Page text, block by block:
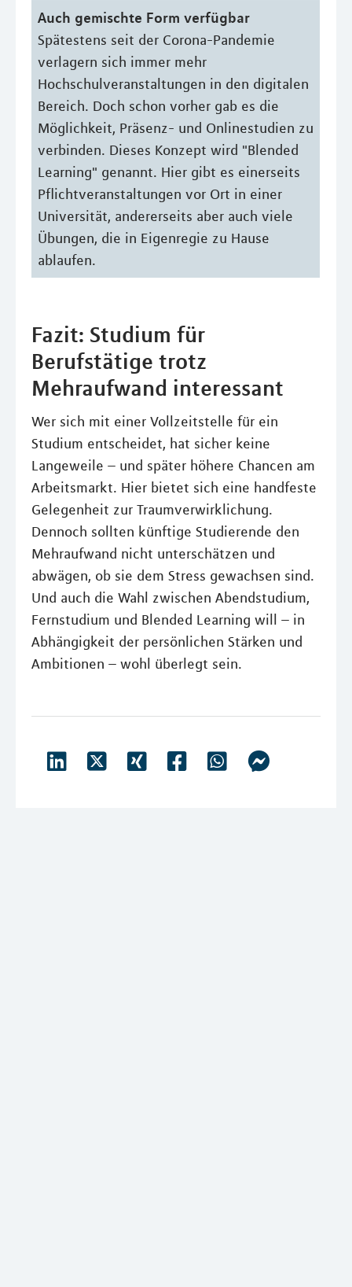
Auch gemischte Form verfügbar
Spätestens seit der Corona-Pandemie
verlagern sich immer mehr
Hochschulveranstaltungen in den digitalen
Bereich. Doch schon vorher gab es die
Möglichkeit, Präsenz- und Onlinestudien zu
verbinden. Dieses Konzept wird "Blended
Learning" genannt. Hier gibt es einerseits
Pflichtveranstaltungen vor Ort in einer
Universität, andererseits aber auch viele
Übungen, die in Eigenregie zu Hause
ablaufen.
Fazit: Studium für
Berufstätige trotz
Mehraufwand interessant
Wer sich mit einer Vollzeitstelle für ein
Studium entscheidet, hat sicher keine
Langeweile – und später höhere Chancen am
Arbeitsmarkt. Hier bietet sich eine handfeste
Gelegenheit zur Traumverwirklichung.
Dennoch sollten künftige Studierende den
Mehraufwand nicht unterschätzen und
abwägen, ob sie dem Stress gewachsen sind.
Und auch die Wahl zwischen Abendstudium,
Fernstudium und Blended Learning will – in
Abhängigkeit der persönlichen Stärken und
Ambitionen – wohl überlegt sein.